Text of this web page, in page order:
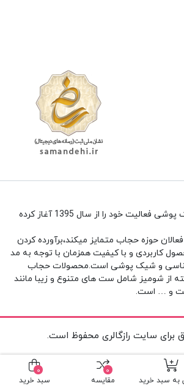
رازگالری با شعار راز شیک پوشی فعالیت خود را از سال 1395 آغاز کرده
فعالان حوزه حجاب متمایز میکند،برآورده کردن
کاربردی و با کیفیت همزمان با توجه به مد
شناسی و شیک پوشی است.محصولات حجاب
از شومیز شامل ست های متنوع و زیبا مانند
و … است.
برای سایت رازگالری محفوظ است.
به سبد خرید
0
مقایسه
0
سبد خرید